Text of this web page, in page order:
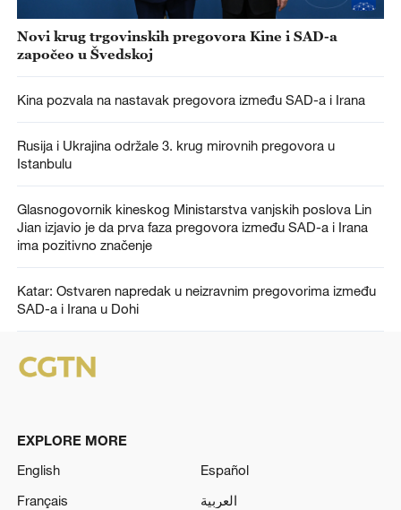
Novi krug trgovinskih pregovora Kine i SAD-a
započeo u Švedskoj
Kina pozvala na nastavak pregovora između SAD-a i Irana
Rusija i Ukrajina održale 3. krug mirovnih pregovora u
Istanbulu
Glasnogovornik kineskog Ministarstva vanjskih poslova Lin
Jian izjavio je da prva faza pregovora između SAD-a i Irana
ima pozitivno značenje
Katar: Ostvaren napredak u neizravnim pregovorima između
SAD-a i Irana u Dohi
EXPLORE MORE
English
Español
Français
العربية